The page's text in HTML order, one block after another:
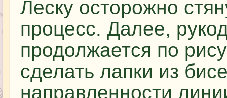
Леску осторожно
процесс. Далее,
продолжается по
сделать лапки из
направленности